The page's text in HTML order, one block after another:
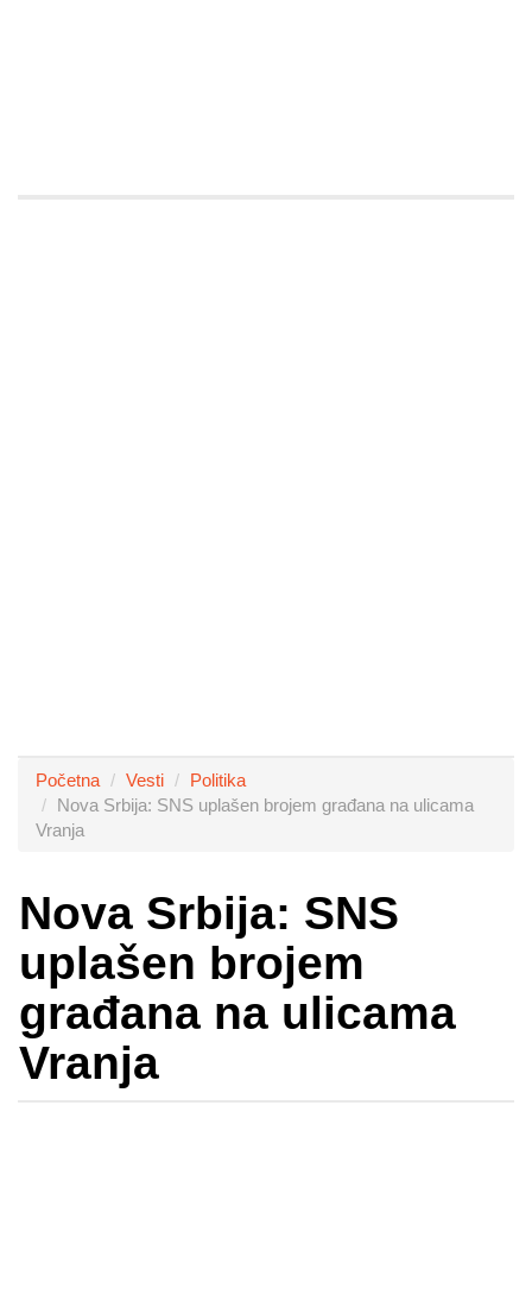
Početna Vesti
Politika
Nova Srbija: SNS uplašen brojem građana na ulicama
Vranja
Nova Srbija: SNS
uplašen brojem
građana na ulicama
Vranja